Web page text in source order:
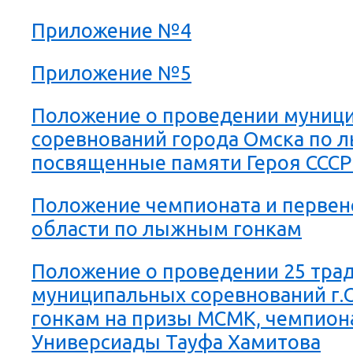
Приложение №4
Приложение №5
Положение о проведении
соревнований города Омска по
посвященные памяти Героя
Положение чемпионата и
области по лыжным гонкам
Положение о проведении 25
муниципальных соревнований
гонкам на призы МСМК,
Универсиады Тауфа Хамитова